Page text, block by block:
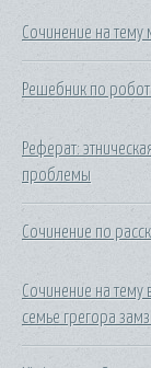
Сочинение на
Решебник по
Реферат:
проблемы
Сочинение по
Сочинение на
семье грегора